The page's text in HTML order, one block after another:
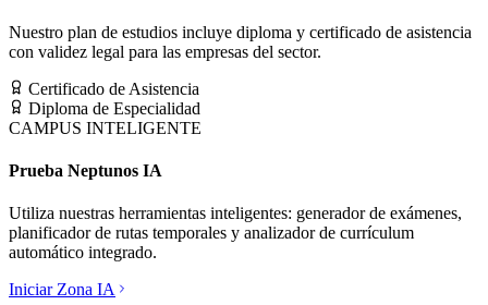
Nuestro plan de estudios incluye diploma y certificado de asistencia
con validez legal para las empresas del sector.
Certificado de Asistencia
Diploma de Especialidad
CAMPUS INTELIGENTE
Prueba Neptunos IA
Utiliza nuestras herramientas inteligentes: generador de exámenes,
planificador de rutas temporales y analizador de currículum
automático integrado.
Iniciar Zona IA